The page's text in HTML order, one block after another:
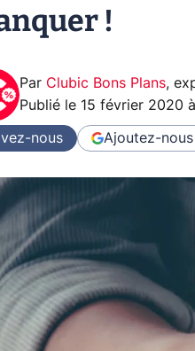
!
Par Clubic Bons Plans,
Publié le 15 février 2020
nous Ajoutez-